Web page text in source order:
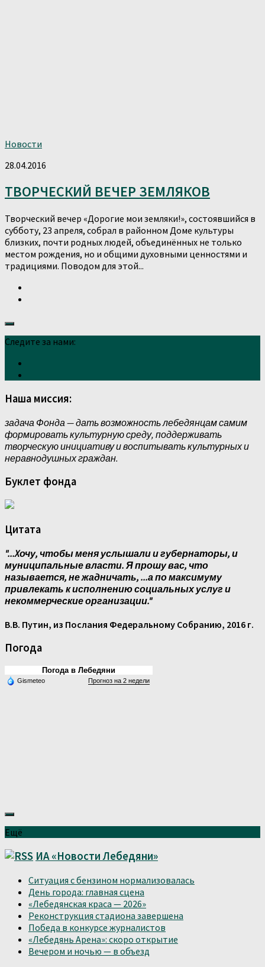
Новости
28.04.2016
ТВОРЧЕСКИЙ ВЕЧЕР ЗЕМЛЯКОВ
Творческий вечер «Дорогие мои земляки!», состоявшийся в
субботу, 23 апреля, собрал в районном Доме культуры
близких, почти родных людей, объединённых не только
местом рождения, но и общими духовными ценностями и
традициями. Поводом для этой...
Следите за нами:
Наша миссия:
задача Фонда — дать возможность лебедянцам самим
формировать культурную среду, поддерживать
творческую инициативу и воспитывать культурных и
неравнодушных граждан.
Буклет фонда
Цитата
"...Xочу, чтобы меня услышали и губернаторы, и
муниципальные власти. Я прошу вас, что
называется, не жадничать, ...а по максимуму
привлекать к исполнению социальных услуг и
некоммерческие организации."
В.В. Путин, из Послания Федеральному Собранию, 2016 г.
Погода
Погода в Лебедяни
Gismeteo Прогноз на 2 недели
Ещё
ИА «Новости Лебедяни»
Ситуация с бензином нормализовалась
День города: главная сцена
«Лебедянская краса — 2026»
Реконструкция стадиона завершена
Победа в конкурсе журналистов
«Лебедянь Арена»: скоро открытие
Вечером и ночью — в объезд